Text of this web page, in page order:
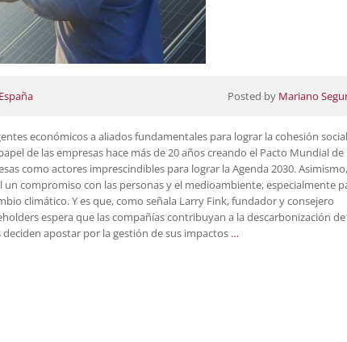
Posted by Mariano
España
económicos a aliados fundamentales para lograr la cohesión
de las empresas hace más de 20 años creando el Pacto Mundial de
como actores imprescindibles para lograr la Agenda 2030.
compromiso con las personas y el medioambiente, especialmente
climático. Y es que, como señala Larry Fink, fundador y consejero
espera que las compañías contribuyan a la descarbonización
deciden apostar por la gestión de sus impactos …